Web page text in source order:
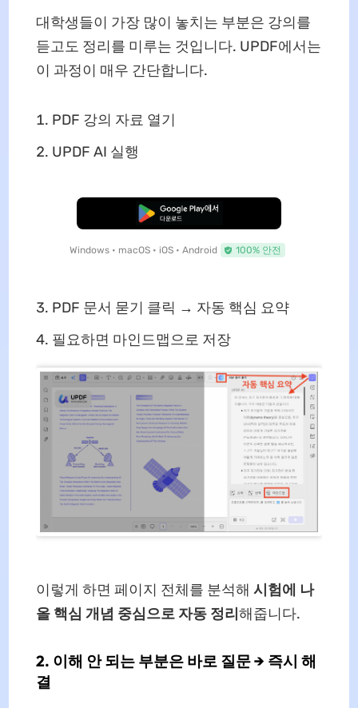
대학생들이 가장 많이 놓치는 부분은 강의를
듣고도 정리를 미루는 것입니다. UPDF에서는
이 과정이 매우 간단합니다.
PDF 강의 자료 열기
UPDF AI 실행
무료로 다운로드
Windows • macOS • iOS • Android 100% 안전
PDF 문서 묻기 클릭 → 자동 핵심 요약
필요하면 마인드맵으로 저장
이렇게 하면 페이지 전체를 분석해 시험에 나
올 핵심 개념 중심으로 자동 정리해줍니다.
2. 이해 안 되는 부분은 바로 질문 → 즉시 해
결